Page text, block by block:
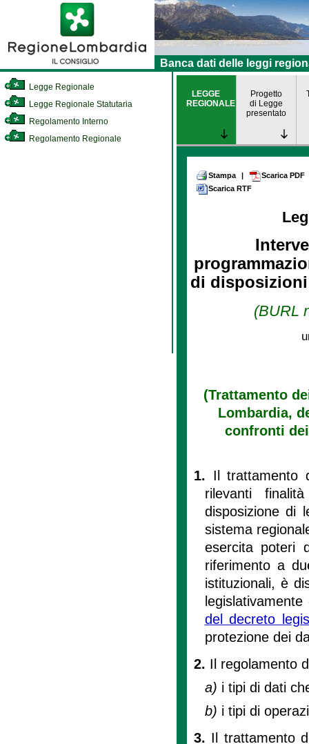
Banca dati delle leggi
Legge Regionale
Legge Regionale Statutaria
Regolamento Interno
Regolamento Regionale
LEGGE
REGIONALE
Progetto
di Legge
presentato
Stampa |
Scarica PDF
Scarica RTF
di disposizioni
(BURL
(Trattamento
Lombardia,
confronti
1. Il trattamento
rilevanti
disposizione di
sistema
esercita poteri
riferimento a
istituzionali, è
del decreto
protezione dei
2. Il regolamento
a) i tipi di dati
b) i tipi di
3. Il trattamento